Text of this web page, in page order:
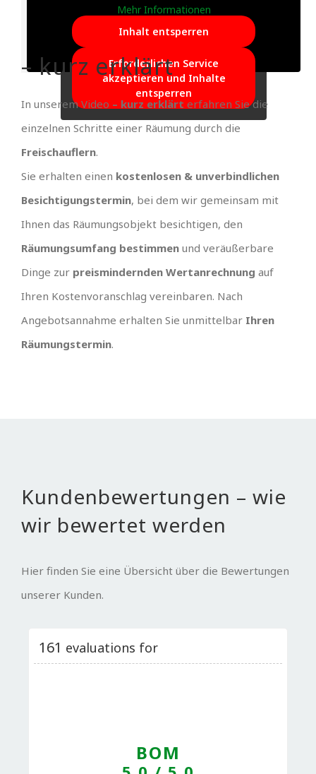
Mehr Informationen
Inhalt entsperren
Erforderlichen Service
akzeptieren und Inhalte
entsperren
– kurz erklärt
In unserem Video – kurz erklärt erfahren Sie die
einzelnen Schritte einer Räumung durch die
Freischauflern.
Sie erhalten einen kostenlosen & unverbindlichen
Besichtigungstermin, bei dem wir gemeinsam mit
Ihnen das Räumungsobjekt besichtigen, den
Räumungsumfang bestimmen und veräußerbare
Dinge zur preismindernden Wertanrechnung auf
Ihren Kostenvoranschlag vereinbaren. Nach
Angebotsannahme erhalten Sie unmittelbar Ihren
Räumungstermin.
Kundenbewertungen – wie
wir bewertet werden
Hier finden Sie eine Übersicht über die Bewertungen
unserer Kunden.
161 evaluations for
BOM